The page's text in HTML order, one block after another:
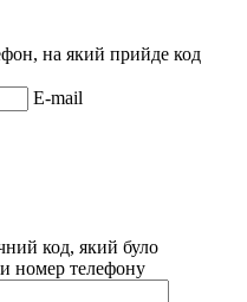
на який прийде код
E-mail
код, який було
номер телефону